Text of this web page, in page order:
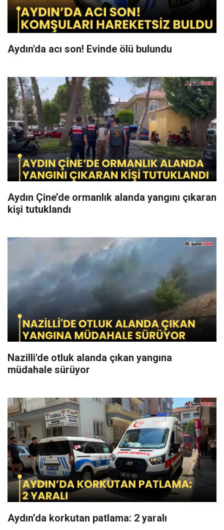
Aydın'da acı son! Evinde ölü bulundu
Aydın Çine’de ormanlık alanda yangını çıkaran
kişi tutuklandı
Nazilli'de otluk alanda çıkan yangına
müdahale sürüyor
Aydın’da korkutan patlama: 2 yaralı